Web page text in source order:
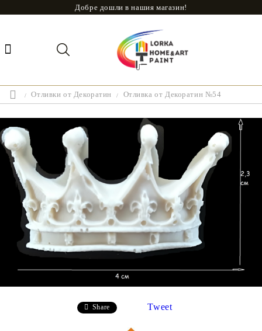
Добре дошли в нашия магазин!
Отливки от Декоратин Отливка от Декоратин №54
Share Tweet